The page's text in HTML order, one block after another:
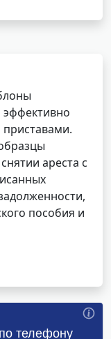
эффективно
ареста с
пособия и